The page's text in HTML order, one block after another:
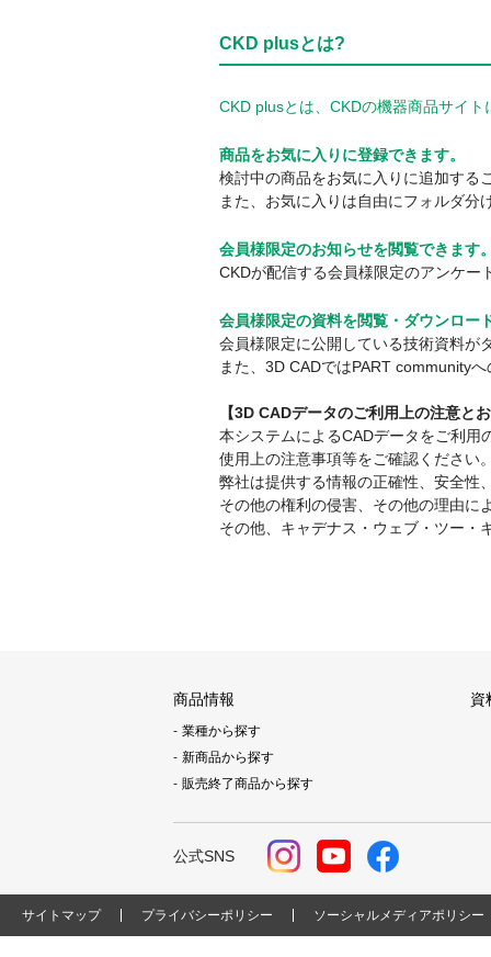
CKD plusとは?
CKD plusとは、CKDの機器商品サイ
商品をお気に入りに登録できます。
検討中の商品をお気に入りに追加する
また、お気に入りは自由にフォルダ
会員様限定のお知らせを閲覧できます
CKDが配信する会員様限定のアンケー
会員様限定の資料を閲覧・ダウンロー
会員様限定に公開している技術資料が
また、3D CADではPART community
【3D CADデータのご利用上の注意と
本システムによるCADデータをご利用
使用上の注意事項等をご確認ください
弊社は提供する情報の正確性、安全性
その他の権利の侵害、その他の理由に
その他、キャデナス・ウェブ・ツー・
商品情報
業種から探す
新商品から探す
販売終了商品から探す
資
公式SNS
サイトマップ プライバシーポリシー ソーシャルメディアポリシー